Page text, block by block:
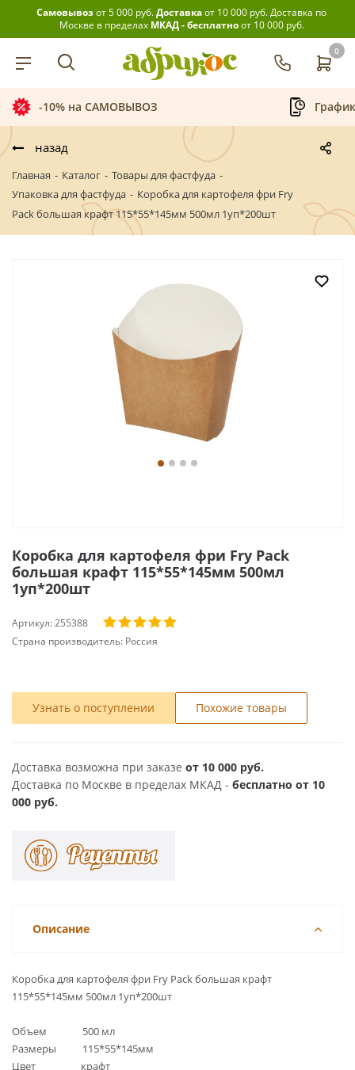
Самовывозот 5 000 руб.Доставкаот 10 000 руб.Доставка по
Москве в пределах МКАД - бесплатноот 10 000 руб.
0
График приёма заказов
назад
Главная - Каталог - Товары для фастфуда -
Упаковка для фастфуда - Коробка для картофеля фри Fry
Pack большая крафт 115*55*145мм 500мл 1уп*200шт
Коробка для картофеля фри Fry Pack
большая крафт 115*55*145мм 500мл
1уп*200шт
Артикул:255388
Страна производитель: Россия
Узнать о поступлении Похожие товары
Доставка возможна при заказе от 10 000 руб.
Доставка по Москве в пределах МКАД - бесплатно от 10
000 руб.
Описание
Коробка для картофеля фри Fry Pack большая крафт
115*55*145мм 500мл 1уп*200шт
Объем 500 мл
Размеры 115*55*145мм
Цвет крафт